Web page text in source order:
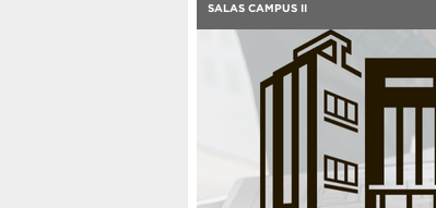
SALAS CAMPUS II